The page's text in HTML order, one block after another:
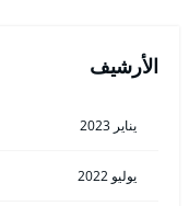
الأرشيف
يناير 2023
يوليو 2022